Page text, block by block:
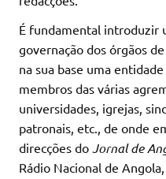
É fundamental introduzir
governação dos órgãos
na sua base uma
membros das várias
universidades, igrejas,
patronais, etc., de onde
direcções do Jornal de
Rádio Nacional de